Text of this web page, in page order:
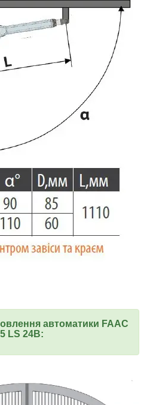
автоматики FAAC
LS 24В: